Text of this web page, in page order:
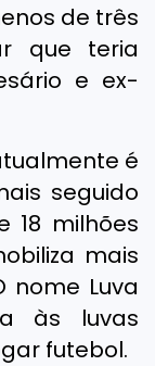
de três
que teria
e ex-
é
seguido
18 milhões
mais
nome Luva
às luvas
futebol.